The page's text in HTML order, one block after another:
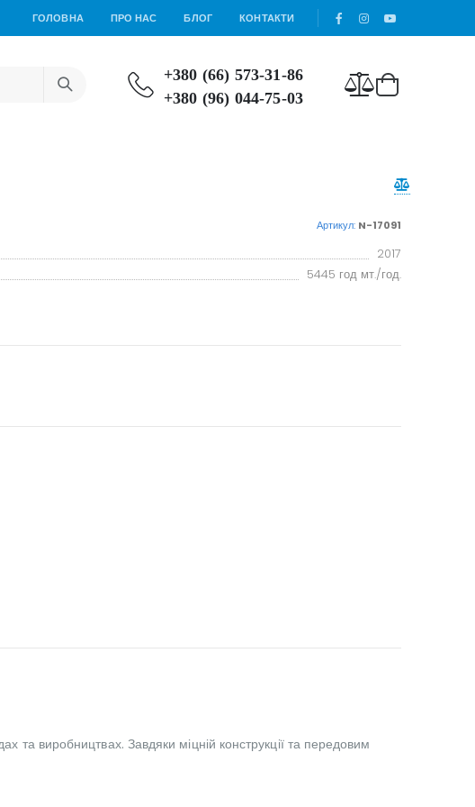
ГОЛОВНА ПРО НАС БЛОГ КОНТАКТИ
+380 (66) 573-31-86
+380 (96) 044-75-03
Артикул: N-17091
2017
5445 год мт./год.
та виробництвах. Завдяки міцній конструкції та передовим